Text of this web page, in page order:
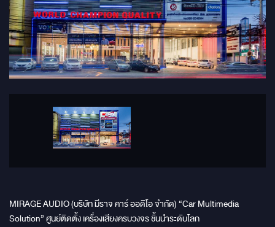
MIRAGE AUDIO (บริษัท มีราจ คาร์ ออดิโอ จำกัด) “Car Multimedia
Solution” ศูนย์ติดตั้ง เครื่องเสียงครบวงจร ชั้นนำระดับโลก